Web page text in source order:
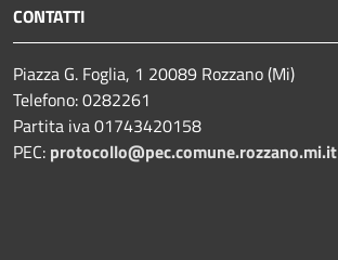
CONTATTI
Piazza G. Foglia, 1 20089 Rozzano (Mi)
Telefono: 0282261
Partita iva 01743420158
PEC: protocollo@pec.comune.rozzano.mi.it